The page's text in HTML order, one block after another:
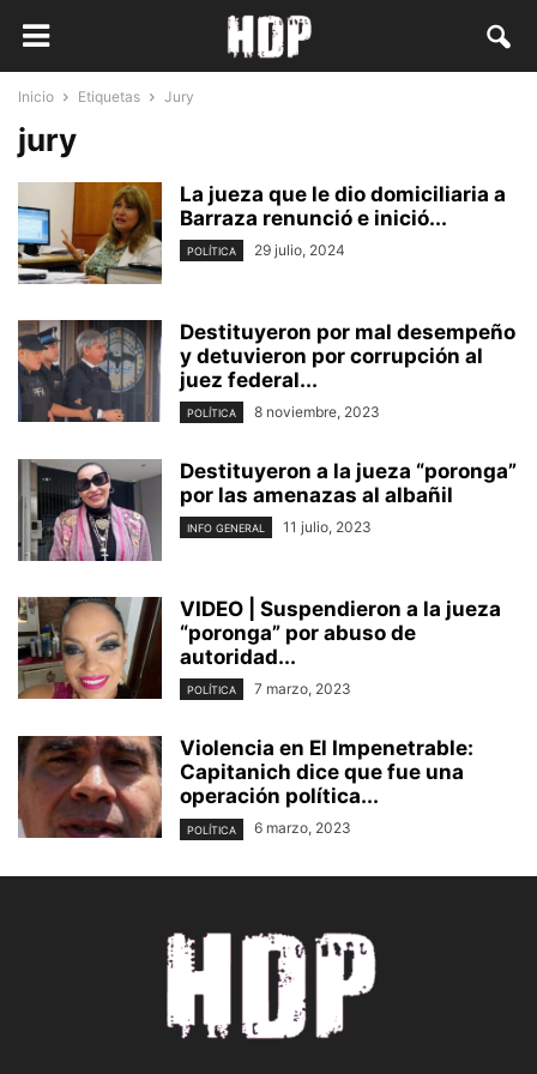
Inicio Etiquetas Jury
jury
La jueza que le dio domiciliaria a
Barraza renunció e inició...
POLÍTICA 29 julio, 2024
Destituyeron por mal desempeño
y detuvieron por corrupción al
juez federal...
POLÍTICA 8 noviembre, 2023
Destituyeron a la jueza “poronga”
por las amenazas al albañil
INFO GENERAL 11 julio, 2023
VIDEO | Suspendieron a la jueza
“poronga” por abuso de
autoridad...
POLÍTICA 7 marzo, 2023
Violencia en El Impenetrable:
Capitanich dice que fue una
operación política...
POLÍTICA 6 marzo, 2023